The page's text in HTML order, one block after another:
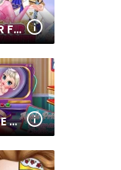
YOUR FAVORITE ROYAL COUPLE
APPLE PRINCESS PREGNANT CHECK UP